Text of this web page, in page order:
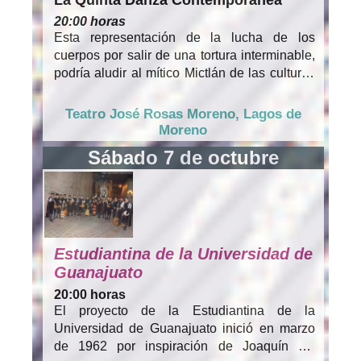
20:00 horas
Esta representación de la lucha de los
cuerpos por salir de una tortura interminable,
podría aludir al mítico Mictlán de las culturas
representar ese México convulso de hoy,
simbolizando una denuncia de los problemas
que lo atraviesan. Interpretada por La Quinto
Danza Contemporánea, compañía integrada
por jóvenes bailarines mexicanos que
estudian y practican con dedicación la danza
contemporánea. Se ha dado a conocer por la
pasión, intensidad y energía que representan
escénicamente en cada una de sus obras.
Teatro José Rosas Moreno, Lagos de
Moreno
Sábado 7 de octubre
Estudiantina de la Universidad de
Guanajuato
20:00 horas
El proyecto de la Estudiantina de la
Universidad de Guanajuato inició en marzo
de 1962 por inspiración de Joaquín "El